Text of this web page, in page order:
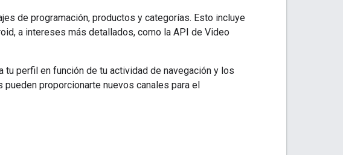
de programación, productos y categorías. Esto incluye
a intereses más detallados, como la API de Video
tu perfil en función de tu actividad de navegación y los
pueden proporcionarte nuevos canales para el